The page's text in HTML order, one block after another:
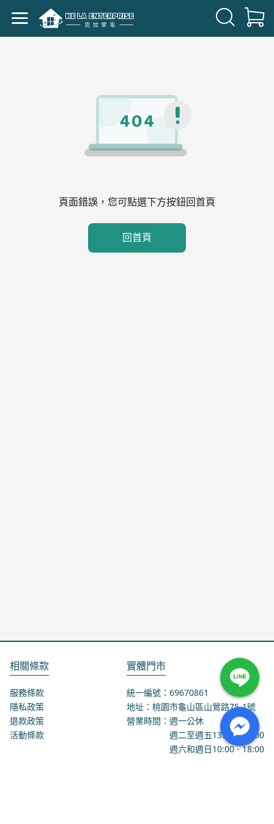
頁面錯誤，您可點選下方按鈕回首頁
回首頁
相關條款
服務條款
隱私政策
退款政策
活動條款
實體門市
統一編號：69670861
地址：桃園市龜山區山鶯路75-1號
營業時間：週一公休
週二至週五13:00 - 18:00
週六和週日10:00 - 18:00